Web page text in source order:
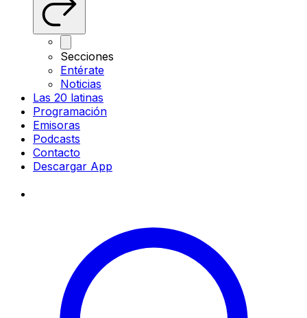
Secciones
Entérate
Noticias
Las 20 latinas
Programación
Emisoras
Podcasts
Contacto
Descargar App